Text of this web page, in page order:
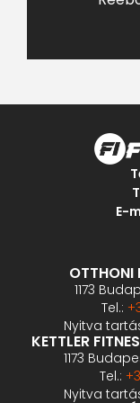
E-
OTTHONI
1173
Tel.:
Nyitva
KETTLER
1173
Tel.:
Nyitva